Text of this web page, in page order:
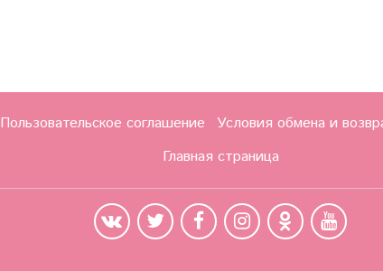
Пользовательское соглашение Условия обмена и
Главная страница